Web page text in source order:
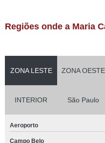
Regiões onde a Maria
ZONA LESTE ZONA OESTE
INTERIOR São Paulo
Aeroporto
Campo Belo